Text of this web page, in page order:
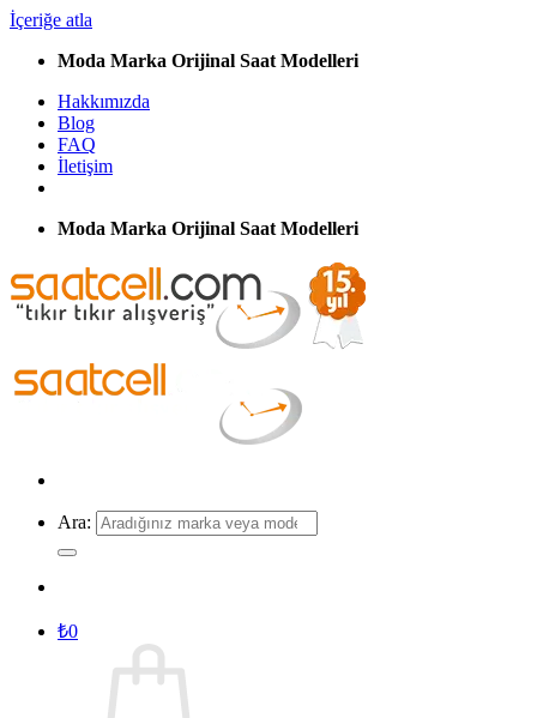
İçeriğe atla
Moda Marka Orijinal Saat Modelleri
Hakkımızda
Blog
FAQ
İletişim
Moda Marka Orijinal Saat Modelleri
Ara:
₺0